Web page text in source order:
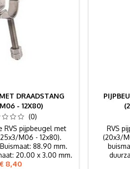
DRAADSTANG
- 12X80)
(0)
RVS pijpbeugel met
M06 - 12x80).
88.90 mm.
20.00 x 3.00 mm.
Prijs
€ 8,40
RVS
(20x3/